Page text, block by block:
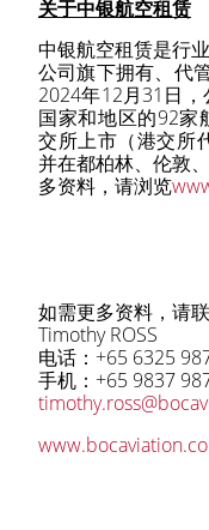
关于中银航空租赁
中银航空租赁是行
公司旗下拥有、代
2024年12月31 日
国家和地区的92家
交所上市（港交所
并在都柏林、伦敦
多资料，请浏览
如需更多资料，请联
Timothy ROSS
电话：+65 6325
手机：+65 9837